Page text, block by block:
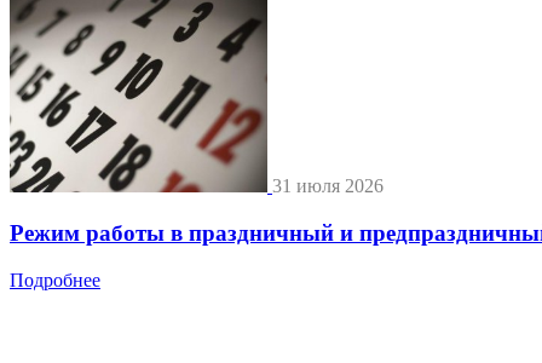
31 июля 2026
Режим работы в праздничный и
Подробнее